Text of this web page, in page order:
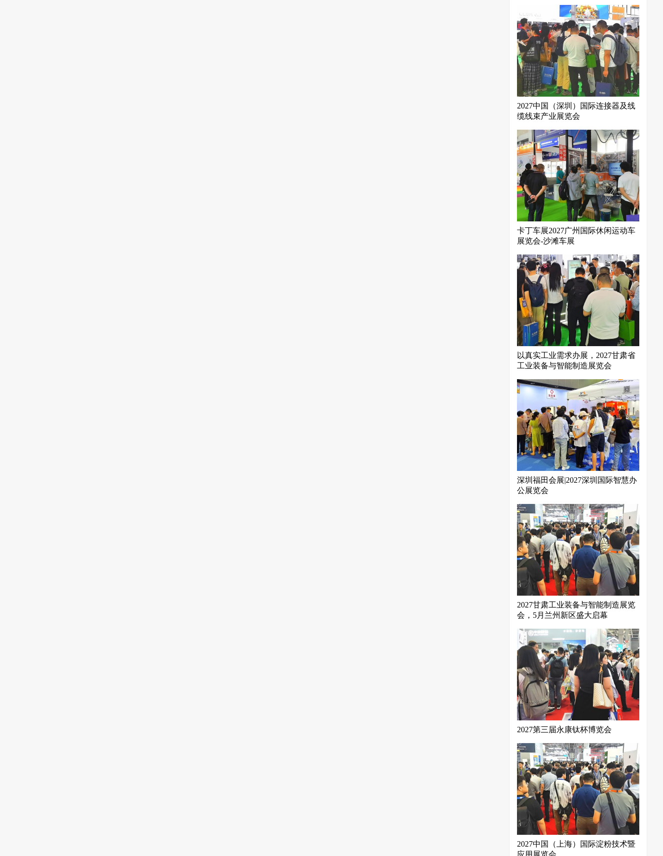
2027中国（深圳）国际连接器及线
缆线束产业展览会
卡丁车展2027广州国际休闲运动车
展览会-沙滩车展
以真实工业需求办展，2027甘肃省
工业装备与智能制造展览会
深圳福田会展|2027深圳国际智慧办
公展览会
2027甘肃工业装备与智能制造展览
会，5月兰州新区盛大启幕
2027第三届永康钛杯博览会
2027中国（上海）国际淀粉技术暨
应用展览会